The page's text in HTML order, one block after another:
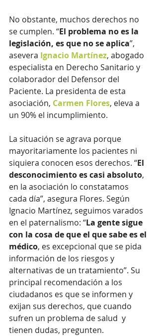
No obstante, muchos derechos no
se cumplen. “El problema no es la
legislación, es que no se aplica”,
asevera Ignacio Martínez, abogado
especialista en Derecho Sanitario y
colaborador del Defensor del
Paciente. La presidenta de esta
asociación, Carmen Flores, eleva a
un 90% el incumplimiento.
La situación se agrava porque
mayoritariamente los pacientes ni
siquiera conocen esos derechos. “El
desconocimiento es casi absoluto,
en la asociación lo constatamos
cada día”, asegura Flores. Según
Ignacio Martínez, seguimos varados
en el paternalismo: “La gente sigue
con la cosa de que el que sabe es el
médico, es excepcional que se pida
información de los riesgos y
alternativas de un tratamiento”. Su
principal recomendación a los
ciudadanos es que se informen y
exijan sus derechos, que cuando
sufren un problema de salud  y
tienen dudas, pregunten.